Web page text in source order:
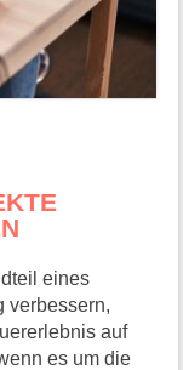
eines
verbessern,
auf
es um die